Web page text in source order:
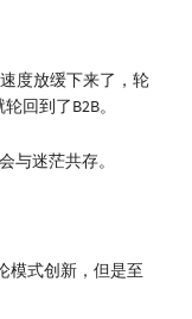
度放缓下来了，轮
回到了B2B。
与迷茫共存。
模式创新，但是至